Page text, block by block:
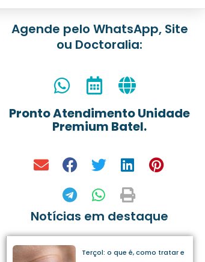
Agende pelo WhatsApp, Site
ou Doctoralia:
Pronto Atendimento Unidade
Premium Batel.
Notícias em destaque
Terçol: o que é, como tratar e